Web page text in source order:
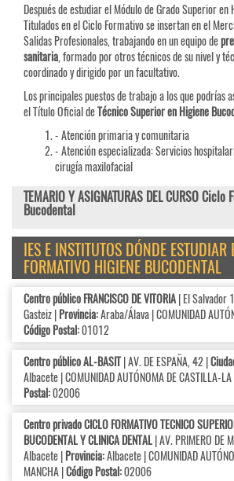
Después de estudiar el Módulo de Grado Superior
Titulados en el Ciclo Formativo se insertan en el
Salidas Profesionales, trabajando en un equipo de
sanitaria, formado por otros técnicos de su nivel y
coordinado y dirigido por un facultativo.
Los principales puestos de trabajo a los que podrías
el Título Oficial deTécnico Superior en Higiene
- Atención primaria y comunitaria
- Atención especializada: Servicios
cirugía maxilofacial
TEMARIO Y ASIGNATURAS DEL CURSO
Bucodental
IES E INSTITUTOS DÓNDE ESTUDIAR
FORMATIVO HIGIENE BUCODENTAL
Centro público FRANCISCO DE VITORIA| El Salvador
Gasteiz |Provincia:Araba/Álava | COMUNIDAD
Código Postal:01012
Centro público AL-BASIT| AV. DE ESPAÑA, 42 |
Albacete | COMUNIDAD AUTÓNOMA DE CASTILLA-
Postal:02006
Centro privado CICLO FORMATIVO TECNICO
BUCODENTAL Y CLINICA DENTAL| AV. PRIMERO DE
Albacete |Provincia:Albacete | COMUNIDAD
MANCHA |Código Postal:02006